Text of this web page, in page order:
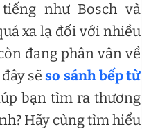
như Bosch và
xa lạ đối với nhiều
đang phân vân về
sẽ so sánh bếp từ
bạn tìm ra thương
Hãy cùng tìm hiểu